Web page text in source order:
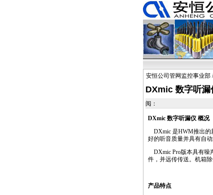
安恒公司管网监控事业部
DXmic 数字听漏
阅：
DXmic 数字听漏仪 概况
DXmic 是HWM推出的
好的听音质量并具有自
DXmic Pro版本具有噪
件，并远传传送。机箱
产品特点